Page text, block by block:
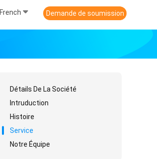
French Demande de soumission
Détails De La Société
Intruduction
Histoire
Service
Notre Équipe